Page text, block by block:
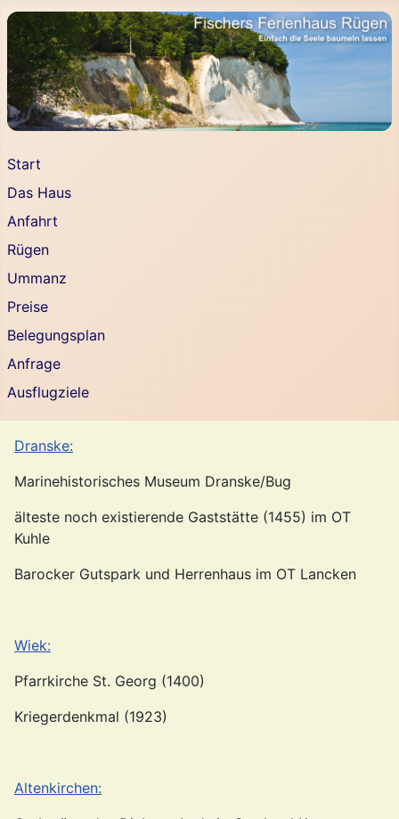
Start
Das Haus
Anfahrt
Rügen
Ummanz
Preise
Belegungsplan
Anfrage
Ausflugziele
Dranske:
Marinehistorisches Museum Dranske/Bug
älteste noch existierende Gaststätte (1455) im OT
Kuhle
Barocker Gutspark und Herrenhaus im OT Lancken
Wiek:
Pfarrkirche St. Georg (1400)
Kriegerdenkmal (1923)
Altenkirchen: